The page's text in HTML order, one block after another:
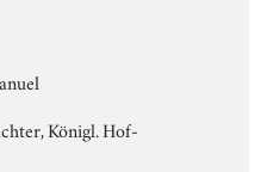
Königl. Hof-